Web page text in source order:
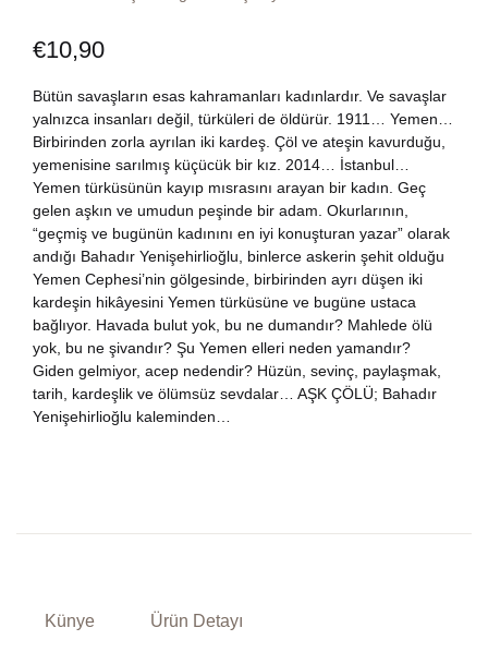
Edebiyat
Felsefe
Fransızca
Ingilizce
Kişisel Gelişim
Psikoloji
Kitap Siparişi
Sepetim
Bize Ulaşın
TR
DE
€10,90
Bütün savaşların esas kahramanları kadınlardır. Ve savaşlar
yalnızca insanları değil, türküleri de öldürür. 1911… Yemen…
Birbirinden zorla ayrılan iki kardeş. Çöl ve ateşin kavurduğu,
yemenisine sarılmış küçücük bir kız. 2014… İstanbul…
Yemen türküsünün kayıp mısrasını arayan bir kadın. Geç
gelen aşkın ve umudun peşinde bir adam. Okurlarının,
“geçmiş ve bugünün kadınını en iyi konuşturan yazar” olarak
andığı Bahadır Yenişehirlioğlu, binlerce askerin şehit olduğu
Yemen Cephesi’nin gölgesinde, birbirinden ayrı düşen iki
kardeşin hikâyesini Yemen türküsüne ve bugüne ustaca
bağlıyor. Havada bulut yok, bu ne dumandır? Mahlede ölü
yok, bu ne şivandır? Şu Yemen elleri neden yamandır?
Giden gelmiyor, acep nedendir? Hüzün, sevinç, paylaşmak,
tarih, kardeşlik ve ölümsüz sevdalar… AŞK ÇÖLÜ; Bahadır
Yenişehirlioğlu kaleminden…
Künye Ürün Detayı